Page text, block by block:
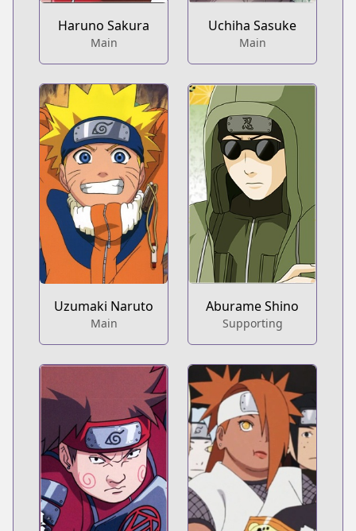
Haruno Sakura
Main
Uchiha Sasuke
Main
Uzumaki Naruto
Main
Aburame Shino
Supporting